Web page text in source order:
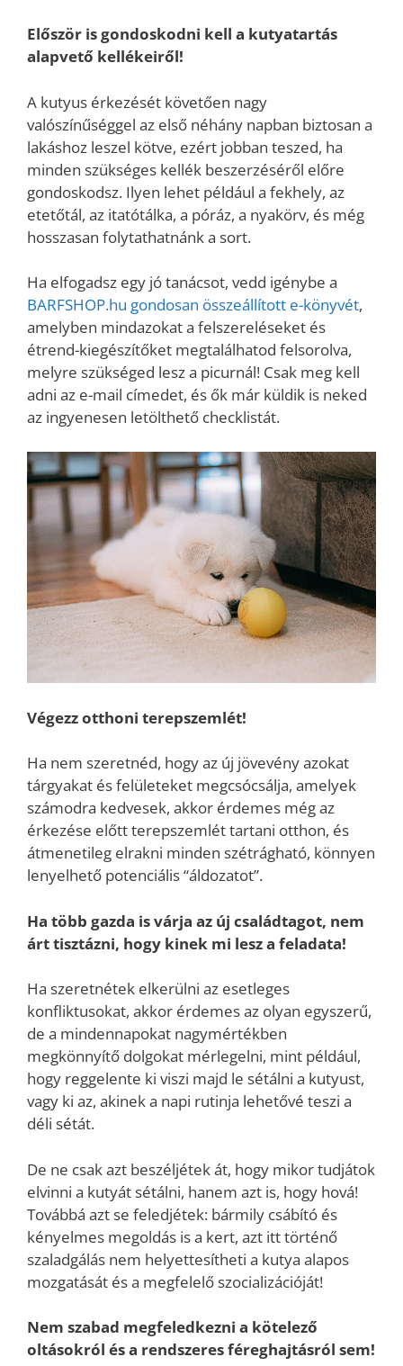
Először is gondoskodni kell a kutyatartás
alapvető kellékeiről!
A kutyus érkezését követően nagy
valószínűséggel az első néhány napban biztosan a
lakáshoz leszel kötve, ezért jobban teszed, ha
minden szükséges kellék beszerzéséről előre
gondoskodsz. Ilyen lehet például a fekhely, az
etetőtál, az itatótálka, a póráz, a nyakörv, és még
hosszasan folytathatnánk a sort.
Ha elfogadsz egy jó tanácsot, vedd igénybe a
BARFSHOP.hu gondosan összeállított e-könyvét,
amelyben mindazokat a felszereléseket és
étrend-kiegészítőket megtalálhatod felsorolva,
melyre szükséged lesz a picurnál! Csak meg kell
adni az e-mail címedet, és ők már küldik is neked
az ingyenesen letölthető checklistát.
Végezz otthoni terepszemlét!
Ha nem szeretnéd, hogy az új jövevény azokat
tárgyakat és felületeket megcsócsálja, amelyek
számodra kedvesek, akkor érdemes még az
érkezése előtt terepszemlét tartani otthon, és
átmenetileg elrakni minden szétrágható, könnyen
lenyelhető potenciális “áldozatot”.
Ha több gazda is várja az új családtagot, nem
árt tisztázni, hogy kinek mi lesz a feladata!
Ha szeretnétek elkerülni az esetleges
konfliktusokat, akkor érdemes az olyan egyszerű,
de a mindennapokat nagymértékben
megkönnyítő dolgokat mérlegelni, mint például,
hogy reggelente ki viszi majd le sétálni a kutyust,
vagy ki az, akinek a napi rutinja lehetővé teszi a
déli sétát.
De ne csak azt beszéljétek át, hogy mikor tudjátok
elvinni a kutyát sétálni, hanem azt is, hogy hová!
Továbbá azt se feledjétek: bármily csábító és
kényelmes megoldás is a kert, azt itt történő
szaladgálás nem helyettesítheti a kutya alapos
mozgatását és a megfelelő szocializációját!
Nem szabad megfeledkezni a kötelező
oltásokról és a rendszeres féreghajtásról sem!